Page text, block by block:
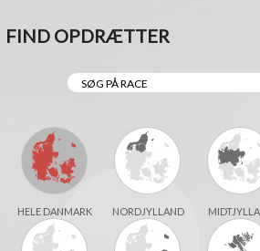
FIND OPDRÆTTER
HELE DANMARK NORDJYLLAND